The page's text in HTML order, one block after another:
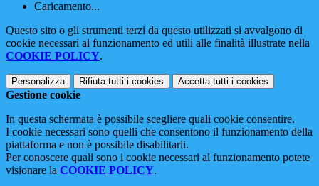
Caricamento...
Questo sito o gli strumenti terzi da questo utilizzati si avvalgono di
cookie necessari al funzionamento ed utili alle finalità illustrate nella
COOKIE POLICY.
Personalizza Rifiuta tutti i cookies Accetta tutti i cookies
Gestione cookie
In questa schermata è possibile scegliere quali cookie consentire.
I cookie necessari sono quelli che consentono il funzionamento della
piattaforma e non è possibile disabilitarli.
Per conoscere quali sono i cookie necessari al funzionamento potete
visionare la COOKIE POLICY.